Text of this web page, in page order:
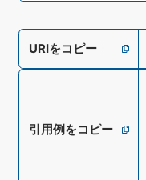
URIをコピー
引用例をコピー